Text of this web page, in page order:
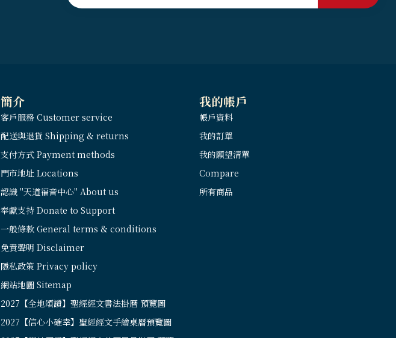
簡介
客戶服務 Customer service
配送與退貨 Shipping & returns
支付方式 Payment methods
門市地址 Locations
認識 "天道福音中心" About us
奉獻支持 Donate to Support
一般條款 General terms & conditions
免責聲明 Disclaimer
隱私政策 Privacy policy
網站地圖 Sitemap
2027【全地頌讚】聖經經文書法掛曆 預覽圖
2027【信心小確幸】聖經經文手繪桌曆預覽圖
我的帳戶
帳戶資料
我的訂單
我的願望清單
Compare
所有商品